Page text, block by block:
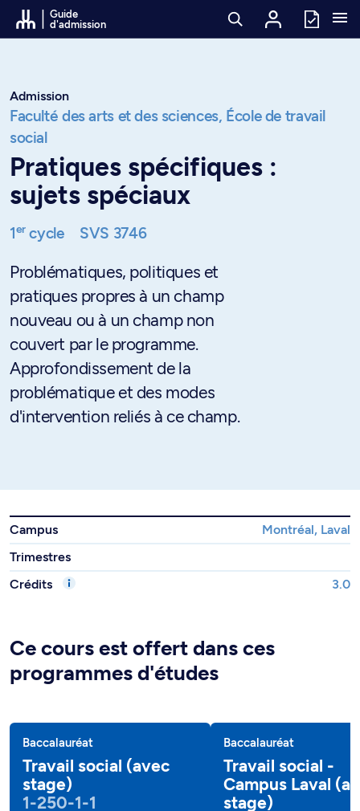
Passer au contenu
Guide
d'admission
Admission
Faculté des arts et des sciences, École de travail
social
Pratiques spécifiques :
sujets spéciaux
1ercycle SVS 3746
Problématiques, politiques et
pratiques propres à un champ
nouveau ou à un champ non
couvert par le programme.
Approfondissement de la
problématique et des modes
d'intervention reliés à ce champ.
Campus
Montréal, Laval
Trimestres
Crédits
3.0
Ce cours est offert dans ces
programmes d'études
Baccalauréat
Travail social (avec
stage)
1-250-1-1
Baccalauréat
Travail social -
Campus Laval
stage)